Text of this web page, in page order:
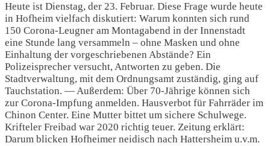
Heute ist Dienstag, der 23. Februar. Diese Frage wurde heute
in Hofheim vielfach diskutiert: Warum konnten sich rund
150 Corona-Leugner am Montagabend in der Innenstadt
eine Stunde lang versammeln – ohne Masken und ohne
Einhaltung der vorgeschriebenen Abstände? Ein
Polizeisprecher versucht, Antworten zu geben. Die
Stadtverwaltung, mit dem Ordnungsamt zuständig, ging auf
Tauchstation. — Außerdem: Über 70-Jährige können sich
zur Corona-Impfung anmelden. Hausverbot für Fahrräder im
Chinon Center. Eine Mutter bittet um sichere Schulwege.
Krifteler Freibad war 2020 richtig teuer. Zeitung erklärt:
Darum blicken Hofheimer neidisch nach Hattersheim u.v.m.